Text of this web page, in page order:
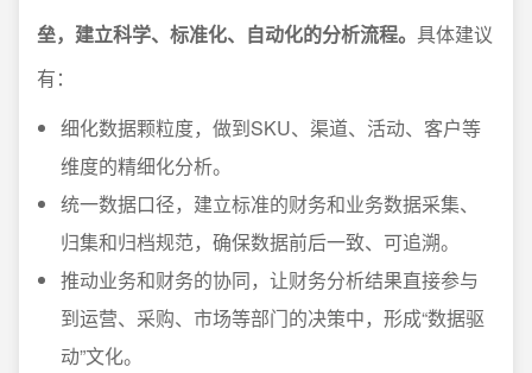
垒，建立科学、标准化、自动化的分析流程。 具体建议
有：
细化数据颗粒度，做到SKU、渠道、活动、客户等
维度的精细化分析。
统一数据口径，建立标准的财务和业务数据采集、
归集和归档规范，确保数据前后一致、可追溯。
推动业务和财务的协同，让财务分析结果直接参与
到运营、采购、市场等部门的决策中，形成“数据驱
动”文化。